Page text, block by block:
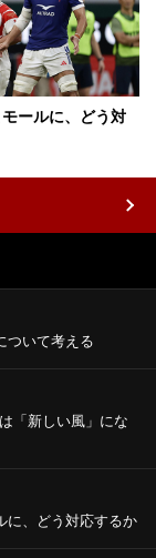
ールに、どう対
ついて考える
「新しい風」にな
に、どう対応するか